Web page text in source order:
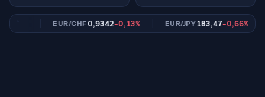
EUR/CHF0,9342-0,13% EUR/JPY183,47-0,66%